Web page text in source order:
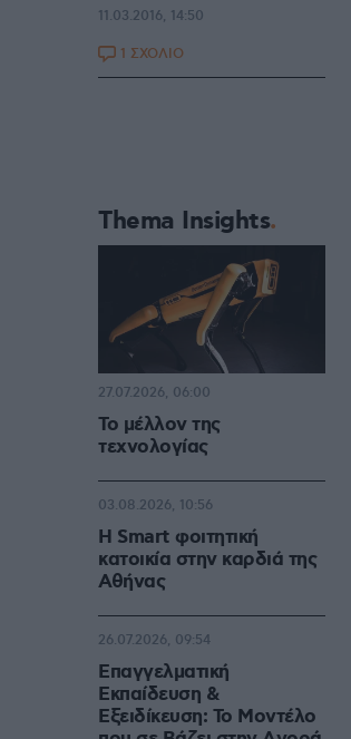
11.03.2016, 14:50
1 ΣΧΟΛΙΟ
Thema Insights
Το μέλλον της
τεχνολογίας
27.07.2026, 06:00
Η Smart φοιτητική
κατοικία στην καρδιά της
Αθήνας
03.08.2026, 10:56
Επαγγελματική
Εκπαίδευση &
Εξειδίκευση: Το Mοντέλο
26.07.2026, 09:54